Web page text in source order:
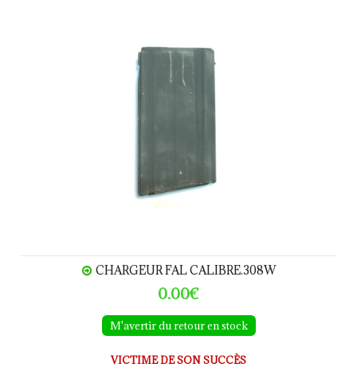
CHARGEUR FAL CALIBRE.308W
0.00€
M'avertir du retour en stock
VICTIME DE SON SUCCÈS